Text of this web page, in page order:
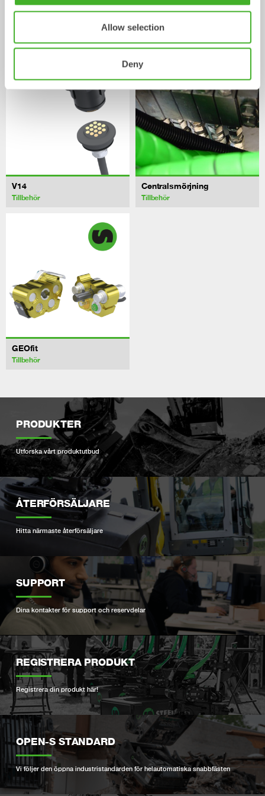
Allow selection
Deny
/ KOBELCO SK500LC-10
V14
Tillbehör
Centralsmörjning
Tillbehör
GEOfit
Tillbehör
PRODUKTER
Utforska vårt produktutbud
ÅTERFÖRSÄLJARE
Hitta närmaste återförsäljare
SUPPORT
Dina kontakter för support och reservdelar
REGISTRERA PRODUKT
Registrera din produkt här!
OPEN-S STANDARD
Vi följer den öppna industristandarden för helautomatiska snabbfästen